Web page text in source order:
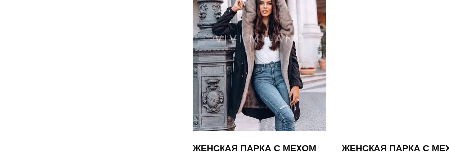
ЖЕНСКАЯ ПАРКА С МЕХОМ
ЖЕНСКАЯ ПАРКА С